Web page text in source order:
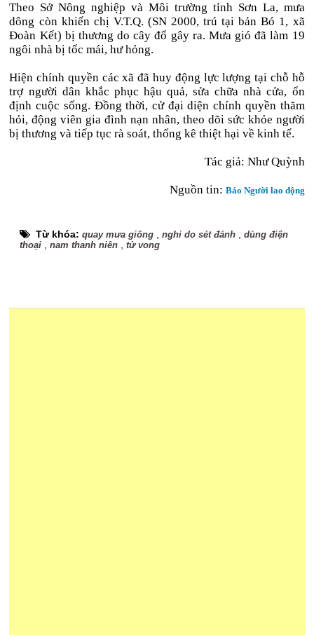
Theo Sở Nông nghiệp và Môi trường tỉnh Sơn La, mưa
dông còn khiến chị V.T.Q. (SN 2000, trú tại bản Bó 1, xã
Đoàn Kết) bị thương do cây đổ gây ra. Mưa gió đã làm 19
ngôi nhà bị tốc mái, hư hỏng.
Hiện chính quyền các xã đã huy động lực lượng tại chỗ hỗ
trợ người dân khắc phục hậu quả, sửa chữa nhà cửa, ổn
định cuộc sống. Đồng thời, cử đại diện chính quyền thăm
hỏi, động viên gia đình nạn nhân, theo dõi sức khỏe người
bị thương và tiếp tục rà soát, thống kê thiệt hại về kinh tế.
Tác giả: Như Quỳnh
Nguồn tin: Báo Người lao động
Từ khóa:quay mưa giông ,nghi do sét đánh ,dùng điện
thoại ,nam thanh niên ,tử vong